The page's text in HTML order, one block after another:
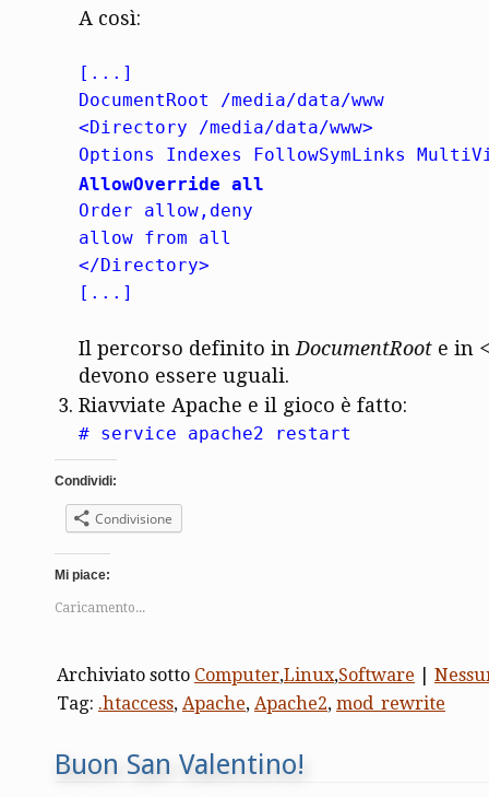
A così:
[...]
DocumentRoot /media/data/www
<Directory /media/data/www>
Options Indexes FollowSymLinks
AllowOverride all
Order allow,deny
allow from all
</Directory>
[...]
Il percorso definito in DocumentRoot e in
devono essere uguali.
Riavviate Apache e il gioco è fatto:
# service apache2 restart
Condividi:
Condivisione
Mi piace:
Caricamento...
Archiviato sotto Computer,Linux,Software
Tag: .htaccess, Apache, Apache2, mod_rewrite
Buon San Valentino!